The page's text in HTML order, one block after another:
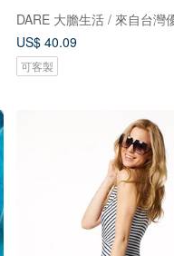
US$ 40.09
可客製